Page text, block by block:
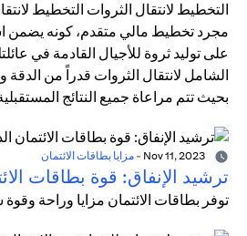
التخطيط لانتقال الثروات التخطيط
مجرد تخطيط مالي متقدم، كونه يضمن
على توليد ثروة للأجيال القادمة في
الشامل لانتقال الثروات قدراً من الدقة
بحيث تتم مراعاة جميع النتائج
- مزايا بطاقات الائتمان
ترشيد الإنفاق: قوة بطاقات
توفر بطاقات الائتمان مزايا وراحة وقوة